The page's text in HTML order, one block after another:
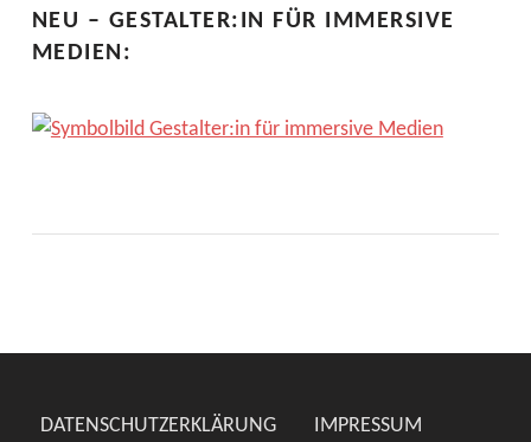
NEU – GESTALTER:IN FÜR IMMERSIVE
MEDIEN:
DATENSCHUTZERKLÄRUNG IMPRESSUM